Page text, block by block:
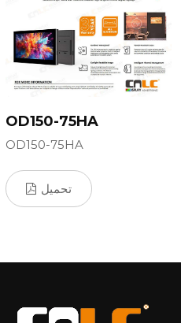
OD150-75HA
OD150-75HA
تحميل